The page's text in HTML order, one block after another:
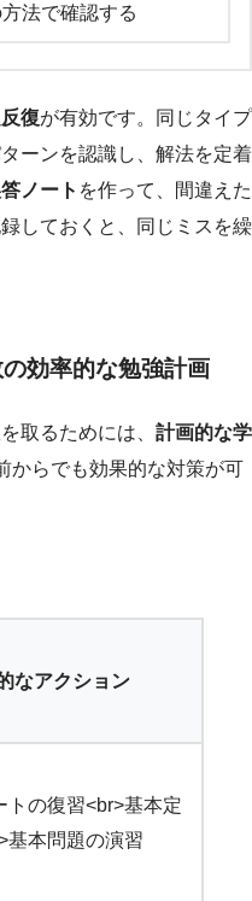
法で確認する
復が有効です。同じタイプ
ーンを認識し、解法を定着
ノート を作って、間違えた
しておくと、同じミスを繰
効率的な勉強計画
取るためには、 計画的な学
からでも効果的な対策が可
なアクション
トの復習<br>基本定
基本問題の演習